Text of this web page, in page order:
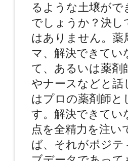
るような土壌が
でしょうか？決し
はありません。薬
マ、解決できてい
て、あるいは薬剤
やナースなどと話
はプロの薬剤師
す。解決できてい
点を全精力を注い
ば、それがポジ